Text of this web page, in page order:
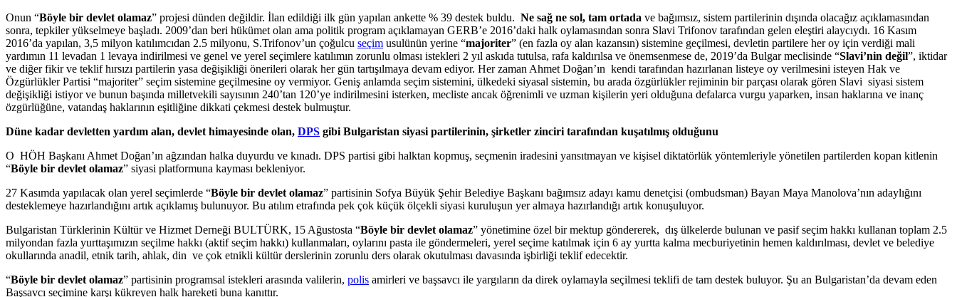
Onun “Böyle bir devlet olamaz” projesi dünden değildir. İlan edildiği ilk gün yapılan ankette % 39 destek buldu. Ne sağ ne sol, tam ortada ve bağımsız, sistem partilerinin dışında olacağız açıklamasından
sonra, tepkiler yükselmeye başladı. 2009’dan beri hükümet olan ama politik program açıklamayan GERB’e 2016’daki halk oylamasından sonra Slavi Trifonov tarafından gelen eleştiri alaycıydı. 16 Kasım
2016’da yapılan, 3,5 milyon katılımcıdan 2.5 milyonu, S.Trifonov’un çoğulcu seçim usulünün yerine “majoriter” (en fazla oy alan kazansın) sistemine geçilmesi, devletin partilere her oy için verdiği mali
yardımın 11 levadan 1 levaya indirilmesi ve genel ve yerel seçimlere katılımın zorunlu olması istekleri 2 yıl askıda tutulsa, rafa kaldırılsa ve önemsenmese de, 2019’da Bulgar meclisinde “Slavi’nin değil”, iktidar
ve diğer fikir ve teklif hırsızı partilerin yasa değişikliği önerileri olarak her gün tartışılmaya devam ediyor. Her zaman Ahmet Doğan’ın kendi tarafından hazırlanan listeye oy verilmesini isteyen Hak ve
Özgürlükler Partisi “majoriter” seçim sistemine geçilmesine oy vermiyor. Geniş anlamda seçim sistemini, ülkedeki siyasal sistemin, bu arada özgürlükler rejiminin bir parçası olarak gören Slavi siyasi sistem
değişikliği istiyor ve bunun başında milletvekili sayısının 240’tan 120’ye indirilmesini isterken, mecliste ancak öğrenimli ve uzman kişilerin yeri olduğuna defalarca vurgu yaparken, insan haklarına ve inanç
özgürlüğüne, vatandaş haklarının eşitliğine dikkati çekmesi destek bulmuştur.
Düne kadar devletten yardım alan, devlet himayesinde olan, DPS gibi Bulgaristan siyasi partilerinin, şirketler zinciri tarafından kuşatılmış olduğunu
O HÖH Başkanı Ahmet Doğan’ın ağzından halka duyurdu ve kınadı. DPS partisi gibi halktan kopmuş, seçmenin iradesini yansıtmayan ve kişisel diktatörlük yöntemleriyle yönetilen partilerden kopan kitlenin
“Böyle bir devlet olamaz” siyasi platformuna kayması bekleniyor.
27 Kasımda yapılacak olan yerel seçimlerde “Böyle bir devlet olamaz” partisinin Sofya Büyük Şehir Belediye Başkanı bağımsız adayı kamu denetçisi (ombudsman) Bayan Maya Manolova’nın adaylığını
desteklemeye hazırlandığını artık açıklamış bulunuyor. Bu atılım etrafında pek çok küçük ölçekli siyasi kuruluşun yer almaya hazırlandığı artık konuşuluyor.
Bulgaristan Türklerinin Kültür ve Hizmet Derneği BULTÜRK, 15 Ağustosta “Böyle bir devlet olamaz” yönetimine özel bir mektup göndererek, dış ülkelerde bulunan ve pasif seçim hakkı kullanan toplam 2.5
milyondan fazla yurttaşımızın seçilme hakkı (aktif seçim hakkı) kullanmaları, oylarını pasta ile göndermeleri, yerel seçime katılmak için 6 ay yurtta kalma mecburiyetinin hemen kaldırılması, devlet ve belediye
okullarında anadil, etnik tarih, ahlak, din ve çok etnikli kültür derslerinin zorunlu ders olarak okutulması davasında işbirliği teklif edecektir.
“Böyle bir devlet olamaz” partisinin programsal istekleri arasında valilerin, polis amirleri ve başsavcı ile yargıların da direk oylamayla seçilmesi teklifi de tam destek buluyor. Şu an Bulgaristan’da devam eden
Başsavcı seçimine karşı kükreyen halk hareketi buna kanıttır.